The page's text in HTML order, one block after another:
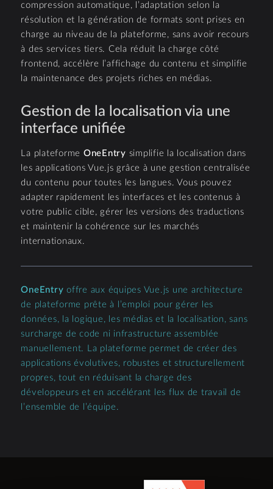
compression automatique, l’adaptation selon la
résolution et la génération de formats sont prises en
charge au niveau de la plateforme, sans avoir recours
à des services tiers. Cela réduit la charge côté
frontend, accélère l’affichage du contenu et simplifie
la maintenance des projets riches en médias.
Gestion de la localisation via une
interface unifiée
La plateforme OneEntry simplifie la localisation dans
les applications Vue.js grâce à une gestion centralisée
du contenu pour toutes les langues. Vous pouvez
adapter rapidement les interfaces et les contenus à
votre public cible, gérer les versions des traductions
et maintenir la cohérence sur les marchés
internationaux.
OneEntry offre aux équipes Vue.js une architecture
de plateforme prête à l’emploi pour gérer les
données, la logique, les médias et la localisation, sans
surcharge de code ni infrastructure assemblée
manuellement. La plateforme permet de créer des
applications évolutives, robustes et structurellement
propres, tout en réduisant la charge des
développeurs et en accélérant les flux de travail de
l’ensemble de l’équipe.